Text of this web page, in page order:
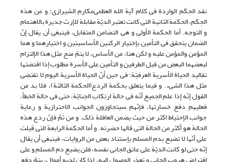
نقد الحِکَم الواردة فی کلام آیة الله العظمی‌مکارم الشیرازی: و من هذه
الحِکَم، الحکمة الثانیة التی کانت تعتبر الدیّة مقابلة للإرث جدیرة بالاهتمام
و التوجه. أما الحکمة الأولى و هی التضامن المتقابل، فینبغی أن یقال إنّ
الضمان یتحقق فی التأمین بإختیار الرکنین الأساسیتین و اختیارهما و هما
المؤمن والمؤمن علیه و لکن هنا، من الأساس، لا یتمّ منح مثل هذا الإلتزام
لبعضهما البعض من قِبل الطرفین و التأمین على الأسرة مطلوب إذا اقتضتها
تقالید الحیاة الأسریة العرفیّة؛ فی حین أنّ الحیاة الأسریة الیوم لا تقتضی
مثل هذا الشیء. و فیما یتعلق بحکمة الردع(الحکمة الثالثة)، فلا بد من
القول إنّه إذا علم الجمیع أنّه فی حالة ارتکاب الجنایّة، حتى فی حالة الخطأ،
فعلیهم دفع خسارتها، فإنّهم سیتجاوزون الجوانب الاحترازیة و رعایة
جوانب الإحتیاط اکثر من حیث یضمن العاقلة ذلک. و من ثَمَّ فإنّ ردع هذه
الحالة هو أکثر من الحالة التی قالها حضرته. و أما الحکمة الرابعة التی قیلت
على أنّها لا تضیع بدم المسلم بإستناد بعض من الروایات، فینبغی أن یقال
إنّه حتى لو کانت الدیّة علی عاتق الجانی نفسه، فلن یضیع دم المسلم و على